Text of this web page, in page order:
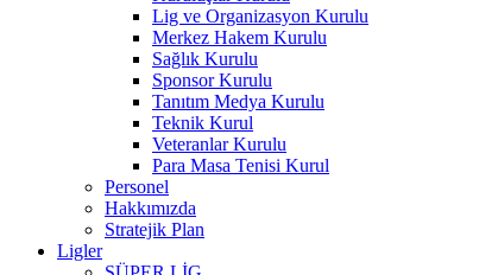
Lig ve Organizasyon Kurulu
Merkez Hakem Kurulu
Sağlık Kurulu
Sponsor Kurulu
Tanıtım Medya Kurulu
Teknik Kurul
Veteranlar Kurulu
Para Masa Tenisi Kurul
Personel
Hakkımızda
Stratejik Plan
Ligler